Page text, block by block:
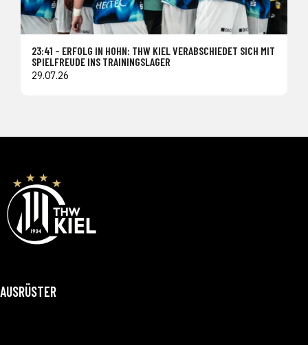
23:41 – ERFOLG IN HOHN: THW KIEL VERABSCHIEDET SICH MIT
SPIELFREUDE INS TRAININGSLAGER
29.07.26
AUSRÜSTER